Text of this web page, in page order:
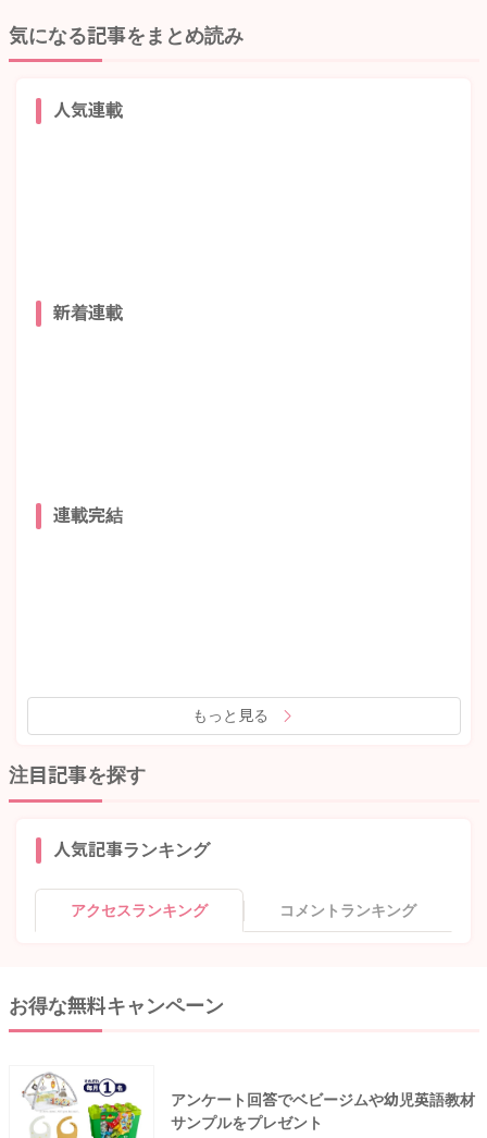
気になる記事をまとめ読み
人気連載
新着連載
連載完結
もっと見る
注目記事を探す
人気記事ランキング
アクセスランキング コメントランキング
お得な無料キャンペーン
アンケート回答でベビージムや幼児英語教材
サンプルをプレゼント